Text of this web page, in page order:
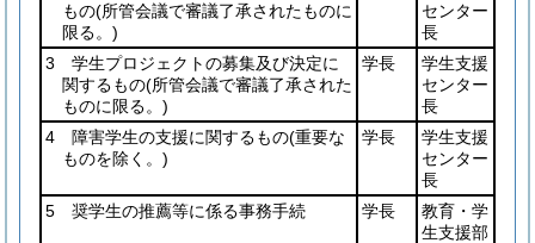
もの(所管会議で審議了承されたものに
限る。)
センター
長
3 学生プロジェクトの募集及び決定に
関するもの(所管会議で審議了承された
ものに限る。)
学長
学生支援
センター
長
4 障害学生の支援に関するもの(重要な
ものを除く。)
学長
学生支援
センター
長
5 奨学生の推薦等に係る事務手続
学長
教育・学
生支援部